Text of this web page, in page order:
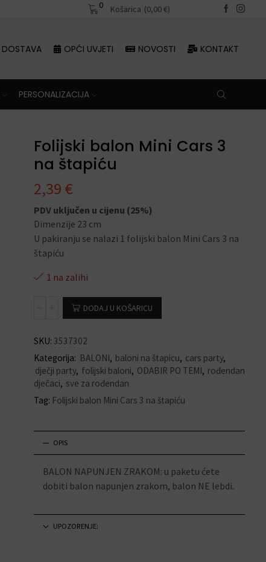
Besplatna dostava iznad 70 €
0 Košarica (0,00€)
DOSTAVA OPĆI UVJETI NOVOSTI KONTAKT
PERSONALIZACIJA
Folijski balon Mini Cars 3
na štapiću
2,39 €
PDV uključen u cijenu (25%)
Dimenzije 23 cm
U pakiranju se nalazi 1 folijski balon Mini Cars 3 na
štapiću
1 na zalihi
DODAJ U KOŠARICU
SKU: 3537302
Kategorija: BALONI, baloni na štapicu, cars party,
dječji party, folijski baloni, ODABIR PO TEMI, rođendan
dječaci, sve za rođendan
Tag: Folijski balon Mini Cars 3 na štapiću
OPIS
BALON NAPUNJEN ZRAKOM: u paketu ćete
dobiti balon napunjen zrakom, balon NE lebdi.
UPOZORENJE: